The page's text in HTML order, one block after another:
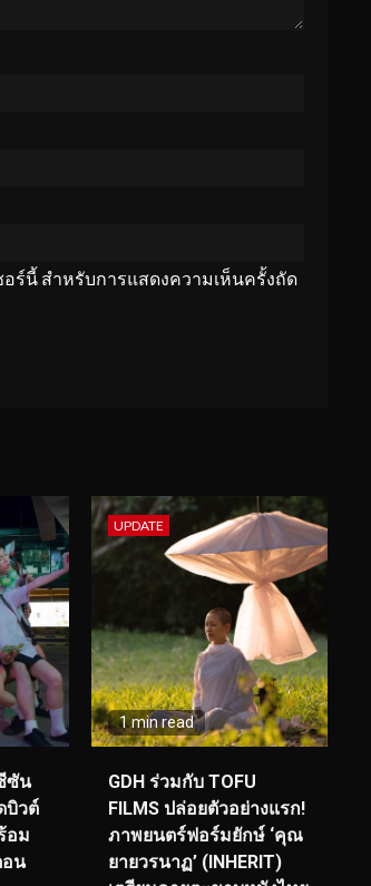
ร์นี้ สำหรับการแสดงความเห็นครั้งถัด
ซัน
บิวต์
อม
อน
UPDATE
1 min read
GDH ร่วมกับ TOFU
FILMS ปล่อยตัวอย่างแรก!
ภาพยนตร์ฟอร์มยักษ์ ‘คุณ
ยายวรนาฏ’ (INHERIT)